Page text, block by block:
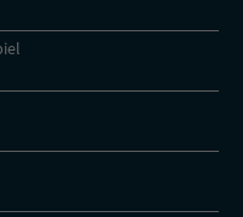
um z. B. den
zu